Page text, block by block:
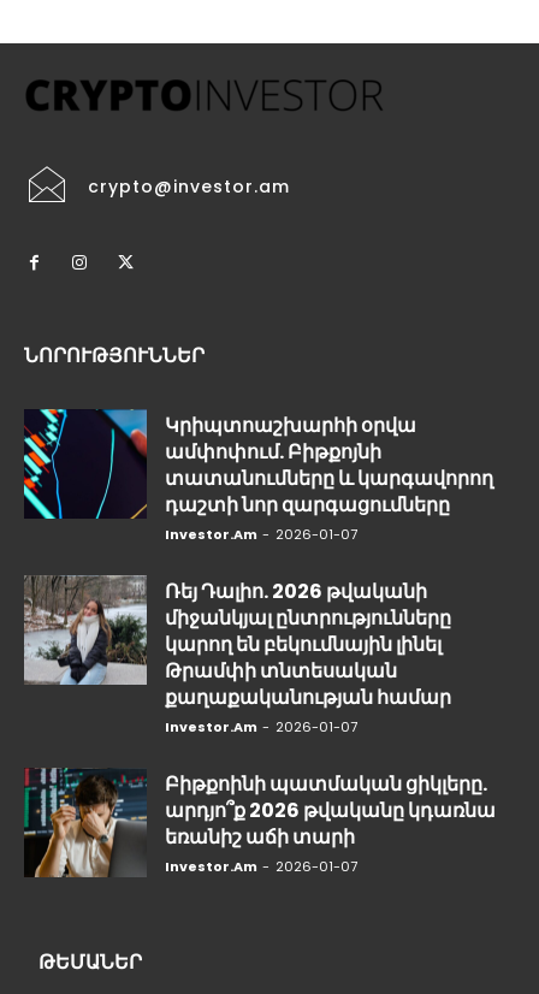
crypto@investor.am
ՆՈՐՈՒԹՅՈՒՆՆԵՐ
Կրիպտոաշխարհի օրվա
ամփոփում. Բիթքոյնի
տատանումները և կարգավորող
դաշտի նոր զարգացումները
Investor.am - 2026-01-07
Ռեյ Դալիո. 2026 թվականի
միջանկյալ ընտրությունները
կարող են բեկումնային լինել
Թրամփի տնտեսական
քաղաքականության համար
Investor.am - 2026-01-07
Բիթքոինի պատմական ցիկլերը.
արդյո՞ք 2026 թվականը կդառնա
եռանիշ աճի տարի
Investor.am - 2026-01-07
ԹԵՄԱՆԵՐ